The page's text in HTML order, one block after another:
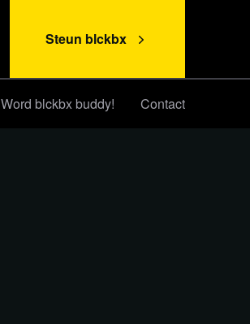
Steun blckbx
Word blckbx buddy! Contact